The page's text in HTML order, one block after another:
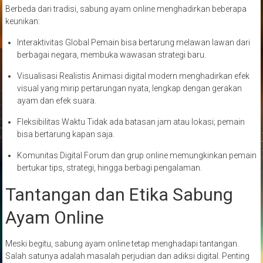
Berbeda dari tradisi, sabung ayam online menghadirkan beberapa
keunikan:
Interaktivitas Global Pemain bisa bertarung melawan lawan dari
berbagai negara, membuka wawasan strategi baru.
Visualisasi Realistis Animasi digital modern menghadirkan efek
visual yang mirip pertarungan nyata, lengkap dengan gerakan
ayam dan efek suara.
Fleksibilitas Waktu Tidak ada batasan jam atau lokasi; pemain
bisa bertarung kapan saja.
Komunitas Digital Forum dan grup online memungkinkan pemain
bertukar tips, strategi, hingga berbagi pengalaman.
Tantangan dan Etika Sabung
Ayam Online
Meski begitu, sabung ayam online tetap menghadapi tantangan.
Salah satunya adalah masalah perjudian dan adiksi digital. Penting